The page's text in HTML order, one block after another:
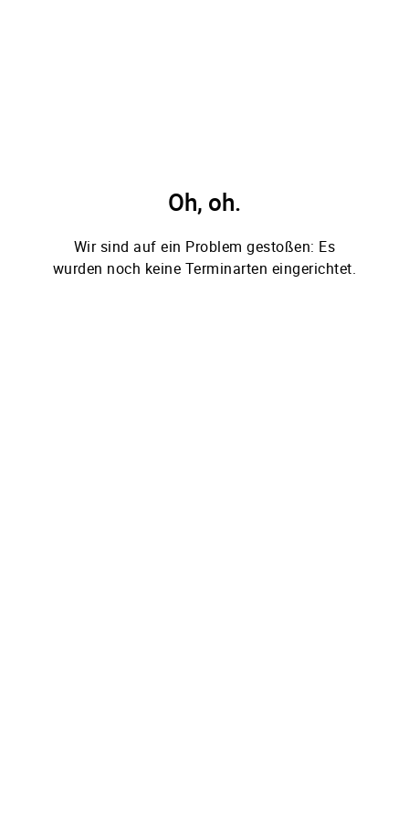
Oh, oh.
Wir sind auf ein Problem gestoßen: Es
wurden noch keine Terminarten eingerichtet.